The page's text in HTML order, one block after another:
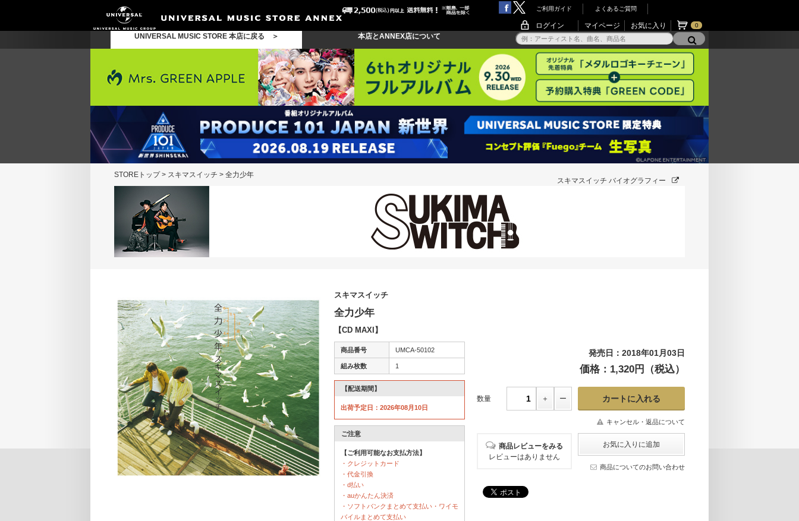
ご利用ガイド よくあるご質問
ログイン マイページ お気に入り 0
UNIVERSAL MUSIC STORE 本店に戻る ＞ 本店とANNEX店について
STOREトップ> スキマスイッチ > 全力少年
スキマスイッチ バイオグラフィー
スキマスイッチ
全力少年
【CD MAXI】
商品番号 UMCA-50102
組み枚数 1
【配送期間】
出荷予定日：2026年08月10日
ご注意
【ご利用可能なお支払方法】
・クレジットカード
・代金引換
・d払い
・auかんたん決済
・ソフトバンクまとめて支払い・ワイモ
バイルまとめて支払い
発売日：2018年01月03日
価格：1,320円（税込）
数量
キャンセル・返品について
商品レビューをみる
レビューはありません
商品についてのお問い合わせ